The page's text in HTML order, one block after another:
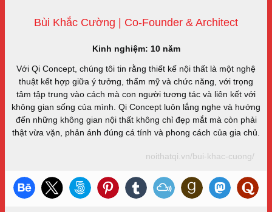
Bùi Khắc Cường | Co-Founder & Architect
Kinh nghiệm: 10 năm
Với Qi Concept, chúng tôi tin rằng thiết kế nội thất là một nghệ
thuật kết hợp giữa ý tưởng, thẩm mỹ và chức năng, với trọng
tâm tập trung vào cách mà con người tương tác và liên kết với
không gian sống của mình. Qi Concept luôn lắng nghe và hướng
đến những không gian nội thất không chỉ đẹp mắt mà còn phải
thật vừa vặn, phản ánh đúng cá tính và phong cách của gia chủ.
noithatqi.vn/bui-khac-cuong/